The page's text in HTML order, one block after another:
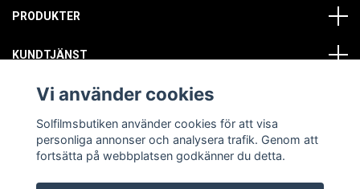
PRODUKTER
KUNDTJÄNST
OM OSS
SOCIALA MEDIER
Vi använder cookies
Solfilmsbutiken använder cookies för att visa
personliga annonser och analysera trafik. Genom att
fortsätta på webbplatsen godkänner du detta.